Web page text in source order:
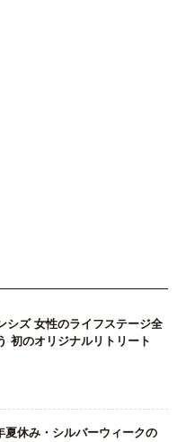
シズ 女性のライフステージ全
初のオリジナルリトリート
夏休み・シルバーウィークの